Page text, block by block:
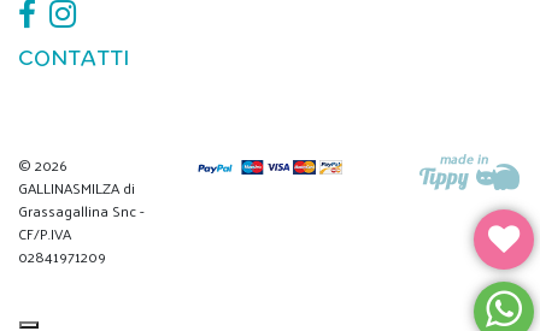
CONTATTI
© 2026
GALLINASMILZA di
Grassagallina Snc -
CF/P.IVA
02841971209